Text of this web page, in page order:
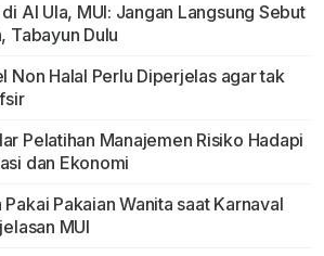
Al Ula, MUI: Jangan Langsung Sebut
Tabayun Dulu
Non Halal Perlu Diperjelas agar tak
Pelatihan Manajemen Risiko Hadapi
dan Ekonomi
Pakaian Wanita saat Karnaval
MUI